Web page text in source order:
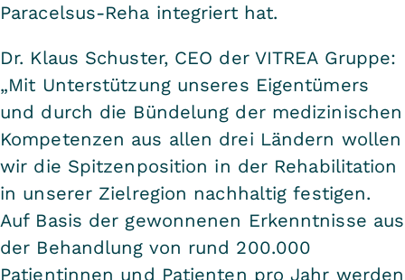
Paracelsus-Reha integriert hat.
Dr. Klaus Schuster, CEO der VITREA Gruppe:
„Mit Unterstützung unseres Eigentümers
und durch die Bündelung der medizinischen
Kompetenzen aus allen drei Ländern wollen
wir die Spitzenposition in der Rehabilitation
in unserer Zielregion nachhaltig festigen.
Auf Basis der gewonnenen Erkenntnisse aus
der Behandlung von rund 200.000
Patientinnen und Patienten pro Jahr werden